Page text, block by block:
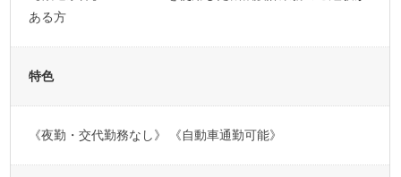
ある方
特色
《夜勤・交代勤務なし》 《自動車通勤可能》